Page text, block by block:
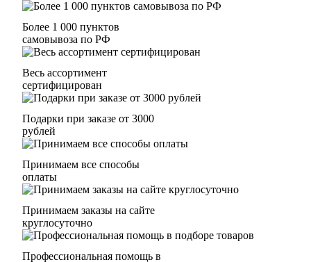
Более 1 000 пунктов
самовывоза по РФ
Весь ассортимент
сертифицирован
Подарки при заказе от 3000
рублей
Принимаем все способы
оплаты
Принимаем заказы на сайте
круглосуточно
Профессиональная помощь в